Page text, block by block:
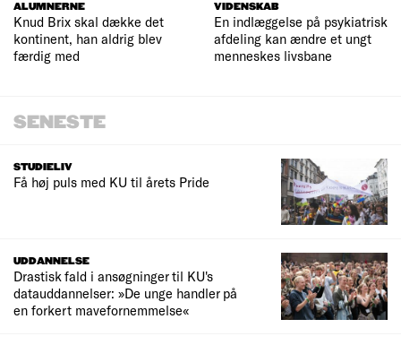
ALUMNERNE
Knud Brix skal dække det
kontinent, han aldrig blev
færdig med
VIDENSKAB
En indlæggelse på psykiatrisk
afdeling kan ændre et ungt
menneskes livsbane
SENESTE
STUDIELIV
Få høj puls med KU til årets Pride
UDDANNELSE
Drastisk fald i ansøgninger til KU's
datauddannelser: »De unge handler på
en forkert mavefornemmelse«